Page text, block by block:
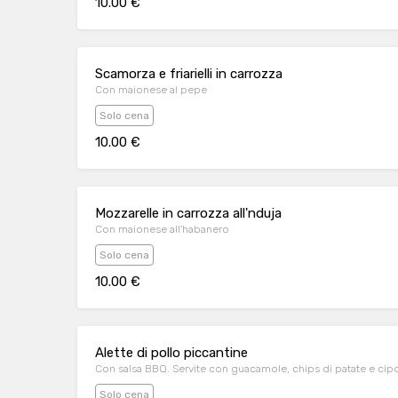
Scamorza e friarielli in carrozza
Con maionese al pepe
Solo cena
10.00 €
Mozzarelle in carrozza all'nduja
Con maionese all'habanero
Solo cena
10.00 €
Alette di pollo piccantine
Con salsa BBQ. Servite con guacamole, chips di patate e
Solo cena